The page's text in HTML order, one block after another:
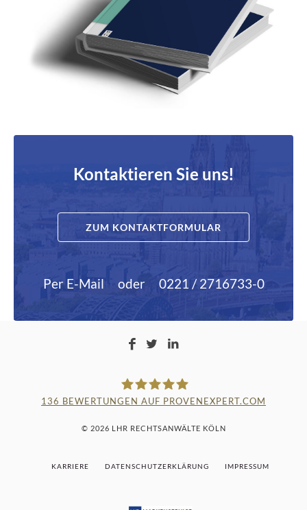
Kontaktieren Sie uns!
ZUM KONTAKTFORMULAR
Per E-Mail oder 0221 / 2716733-0
LAMPMANN, HABERKAMM &
ROSENBAUM
136 BEWERTUNGEN AUF PROVENEXPERT.COM
© 2026 LHR RECHTSANWÄLTE KÖLN
KARRIERE DATENSCHUTZERKLÄRUNG IMPRESSUM